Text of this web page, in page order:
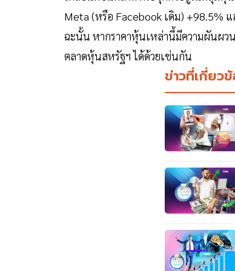
Meta (หรือ Facebook เดิม) +98.5% แ
ฉะนั้น หากราคาหุ้นเหล่านี้มีความผันผว
ตลาดหุ้นสหรัฐฯ ได้ด้วยเช่นกัน
ข่าวที่เกี่ยว